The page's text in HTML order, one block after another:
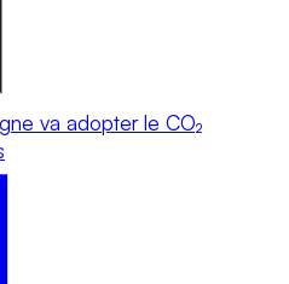
va adopter le CO₂